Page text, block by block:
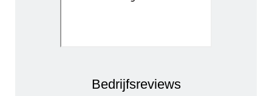
Bedrijfsreviews